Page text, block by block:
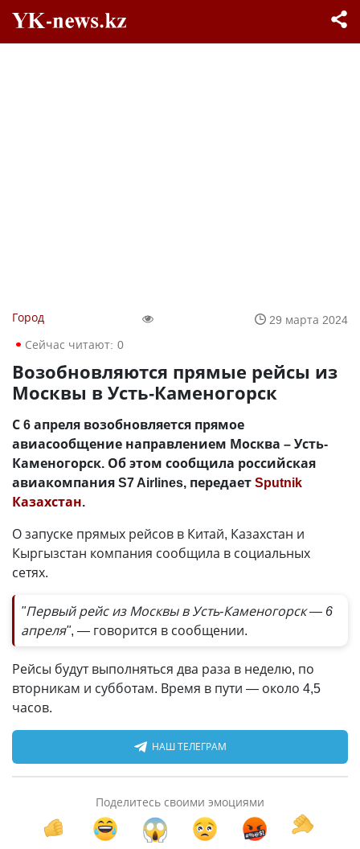
Город
29 марта 2024
Сейчас читают: 0
Возобновляются прямые рейсы из
Москвы в Усть-Каменогорск
С 6 апреля возобновляется прямое
авиасообщение направлением Москва – Усть-
Каменогорск. Об этом сообщила российская
авиакомпания S7 Airlines, передаетSputnik
Казахстан.
О запуске прямых рейсов в Китай, Казахстан и
Кыргызстан компания сообщила в социальных
сетях.
"Первый рейс из Москвы в Усть-Каменогорск — 6
апреля", — говорится в сообщении.
Рейсы будут выполняться два раза в неделю, по
вторникам и субботам. Время в пути — около 4,5
часов.
НАШ ТЕЛЕГРАМ
Поделитесь своими эмоциями